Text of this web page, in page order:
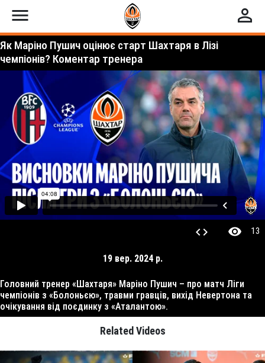
menu perm_identity
Як Маріно Пушич оцінює старт Шахтаря в Лізі
чемпіонів? Коментар тренера
code visibility 13
19 вер. 2024 р.
Головний тренер «Шахтаря» Маріно Пушич – про матч Ліги
чемпіонів з «Болоньєю», травми гравців, вихід Невертона та
очікування від поєдинку з «Аталантою».
Related Videos